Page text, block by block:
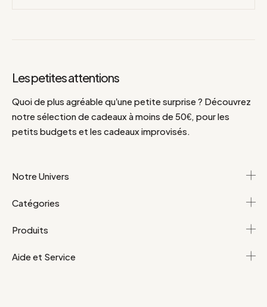
Les petites attentions
Quoi de plus agréable qu’une petite surprise ? Découvrez
notre sélection de cadeaux à moins de 50€, pour les
petits budgets et les cadeaux improvisés.
Notre Univers
Catégories
Produits
Aide et Service